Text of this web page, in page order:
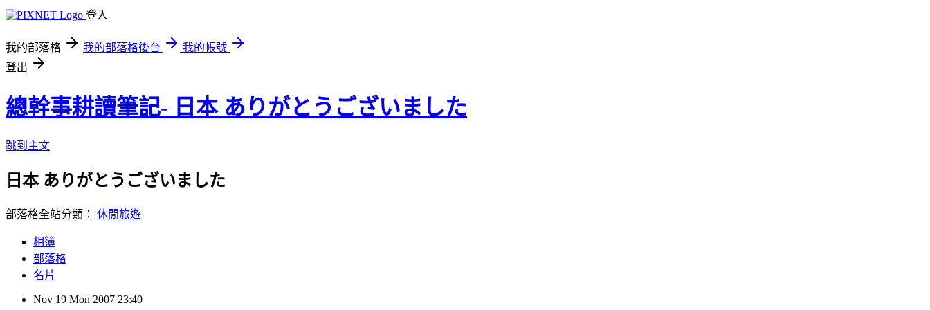
登入
我的部落格 我的部落格後台
我的帳號
登出
總幹事耕讀筆記- 日本 ありがとうございました
跳到主文
日本 ありがとうございました
部落格全站分類： 休閒旅遊
相簿
部落格
名片
Nov 19 Mon 2007 23:40